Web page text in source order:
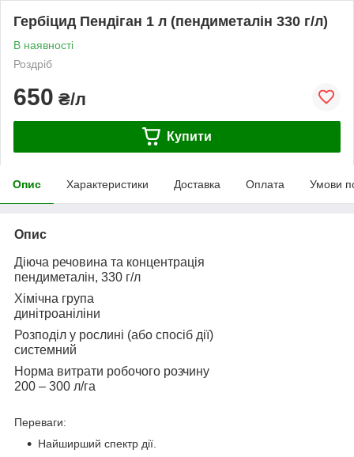
Гербіцид Пендіган 1 л (пендиметалін 330 г/л)
В наявності
Роздріб
650 ₴/л
Купити
Опис Характеристики Доставка Оплата Умови
Опис
Діюча речовина та концентрація
пендиметалін, 330 г/л
Хімічна група
динітроаніліни
Розподіл у рослині (або спосіб дії)
системний
Норма витрати робочого розчину
200 – 300 л/га
Переваги:
Найширший спектр дії.